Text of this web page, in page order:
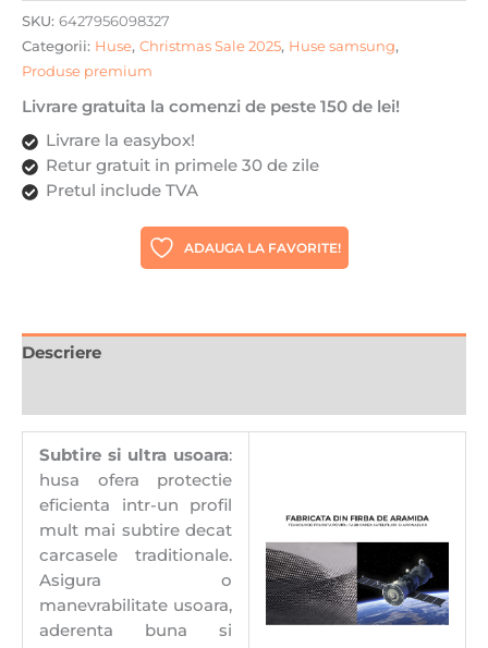
MagSafe,
Protectie
Impotriva
Protectie
Camera,
Negru
SKU: 6427956098327
Categorii: Huse, Christmas Sale 2025, Huse samsung,
Produse premium
Livrare gratuita la comenzi de peste 150 de lei!
Livrare la easybox!
Retur gratuit in primele 30 de zile
Pretul include TVA
ADAUGA LA FAVORITE!
Descriere
Subtire si ultra usoara:
husa ofera protectie
eficienta intr-un profil
mult mai subtire decat
carcasele traditionale.
Asigura o
manevrabilitate usoara,
aderenta buna si